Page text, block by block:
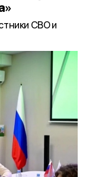
СВО и